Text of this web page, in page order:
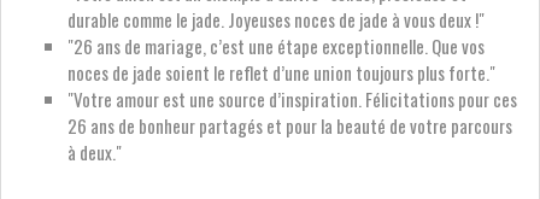
durable comme le jade. Joyeuses noces de jade à vous deux !"
"26 ans de mariage, c’est une étape exceptionnelle. Que vos
noces de jade soient le reflet d’une union toujours plus forte."
"Votre amour est une source d’inspiration. Félicitations pour ces
26 ans de bonheur partagés et pour la beauté de votre parcours
à deux."